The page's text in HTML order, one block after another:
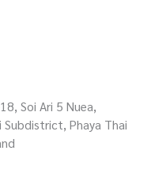
Soi Ari 5 Nuea,
Subdistrict, Phaya Thai